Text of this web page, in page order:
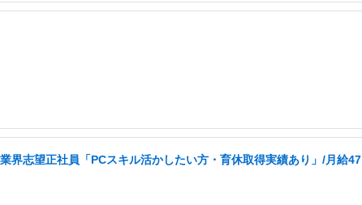
界志望正社員「PCスキル活かしたい方・育休取得実績あり」/月給47